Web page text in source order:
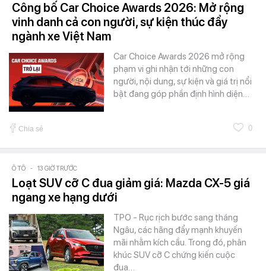
Công bố Car Choice Awards 2026: Mở rộng
vinh danh cả con người, sự kiện thúc đẩy
ngành xe Việt Nam
Car Choice Awards 2026 mở rộng
phạm vi ghi nhận tới những con
người, nội dung, sự kiện và giá trị nổi
bật đang góp phần định hình diện…
Chia sẻ 0
Ô TÔ - 13 GIỜ TRƯỚC
Loạt SUV cỡ C đua giảm giá: Mazda CX-5 giá
ngang xe hạng dưới
TPO - Rục rịch bước sang tháng
Ngâu, các hãng đẩy mạnh khuyến
mãi nhằm kích cầu. Trong đó, phân
khúc SUV cỡ C chứng kiến cuộc
đua…